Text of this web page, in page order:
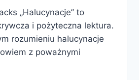
„Halucynacje” to
i pożyteczna lektura.
rozumieniu halucynacje
z poważnymi